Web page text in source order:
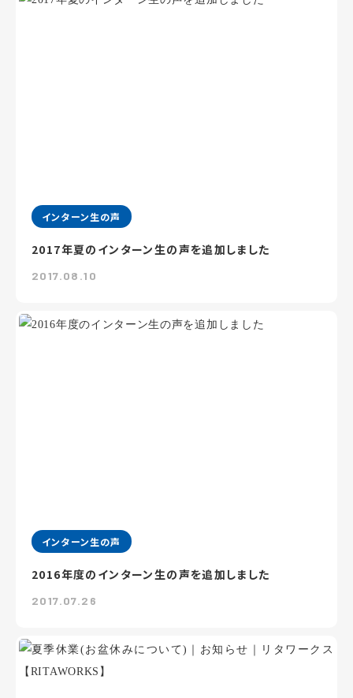
インターン生の声
2017年夏のインターン生の声を追加しました
2017.08.10
インターン生の声
2016年度のインターン生の声を追加しました
2017.07.26